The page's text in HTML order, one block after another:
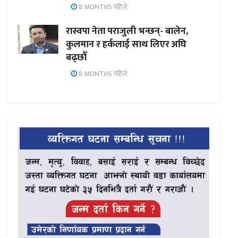
8 MONTHS पहिले
रास्वपा नेता पराजुली भन्छन्- बालेन,
कुलमान र हर्कलाई साथ लिएर अघि
बढ्छौँ
8 MONTHS पहिले